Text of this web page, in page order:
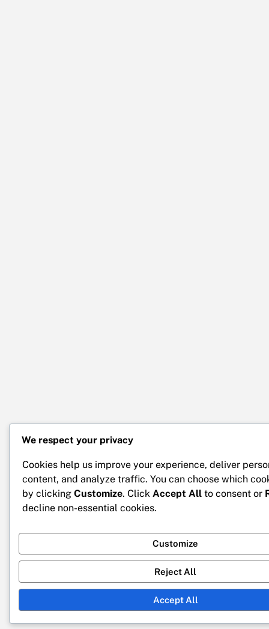
We respect your privacy
Cookies help us improve your experience, deliver
content, and analyze traffic. You can choose which
by clicking Customize. Click Accept All to consent or
decline non-essential cookies.
Customize
Reject All
Accept All